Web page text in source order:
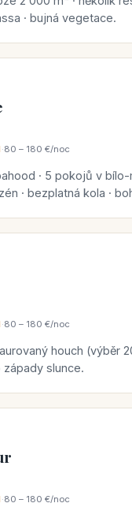
· bujná vegetace.
·80 – 180 €/noc
· 5 pokojů v
· bezplatná kola ·
·80 – 180 €/noc
houch (výběr
slunce.
·80 – 180 €/noc